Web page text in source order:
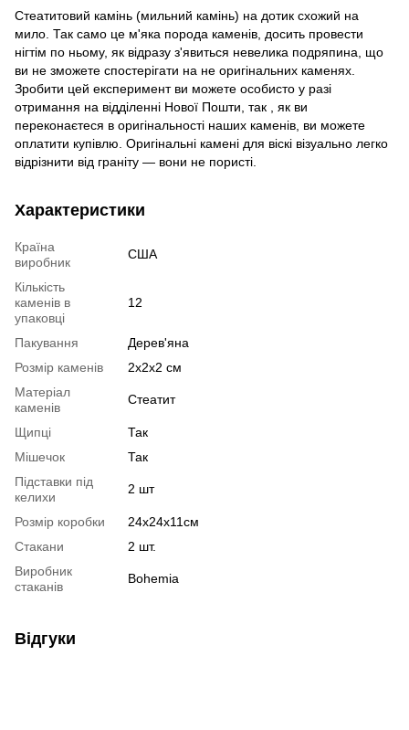
Стеатитовий камінь (мильний камінь) на дотик схожий на
мило. Так само це м'яка порода каменів, досить провести
нігтім по ньому, як відразу з'явиться невелика подряпина, що
ви не зможете спостерігати на не оригінальних каменях.
Зробити цей експеримент ви можете особисто у разі
отримання на відділенні Нової Пошти, так , як ви
переконаєтеся в оригінальності наших каменів, ви можете
оплатити купівлю. Оригінальні камені для віскі візуально легко
відрізнити від граніту — вони не пористі.
Характеристики
Країна
виробник
США
Кількість
каменів в
упаковці
12
Пакування
Дерев'яна
Розмір каменів
2х2х2 см
Матеріал
каменів
Стеатит
Щипці
Так
Мішечок
Так
Підставки під
келихи
2 шт
Розмір коробки
24х24х11см
Стакани
2 шт.
Виробник
стаканів
Bohemia
Відгуки